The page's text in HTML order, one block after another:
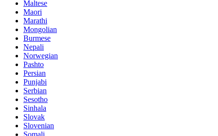
Maltese
Maori
Marathi
Mongolian
Burmese
Nepali
Norwegian
Pashto
Persian
Punjabi
Serbian
Sesotho
Sinhala
Slovak
Slovenian